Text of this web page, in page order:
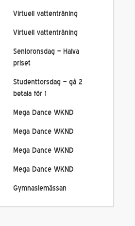
Virtuell vattenträning
Virtuell vattenträning
Senioronsdag – Halva
priset
Studenttorsdag – gå 2
betala för 1
Mega Dance WKND
Mega Dance WKND
Mega Dance WKND
Mega Dance WKND
Gymnasiemässan